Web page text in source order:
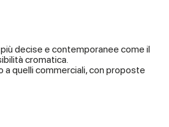
decise e contemporanee come il
cromatica.
quelli commerciali, con proposte